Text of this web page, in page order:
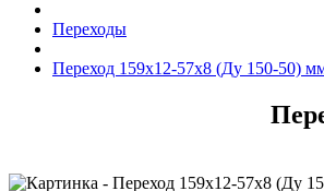
Переходы
Переход 159x12-57x8 (Ду 150-50)